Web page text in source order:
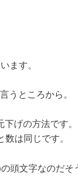
ます。
うところから。
げの方法です。
は同じです。
頭文字なのだそ